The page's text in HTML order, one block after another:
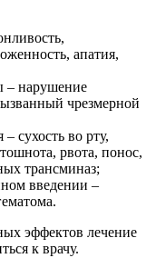
апатия,
– нарушение
чрезмерной
сухость во рту,
рвота, понос,
трансминаз;
введении –
эффектов лечение
к врачу.